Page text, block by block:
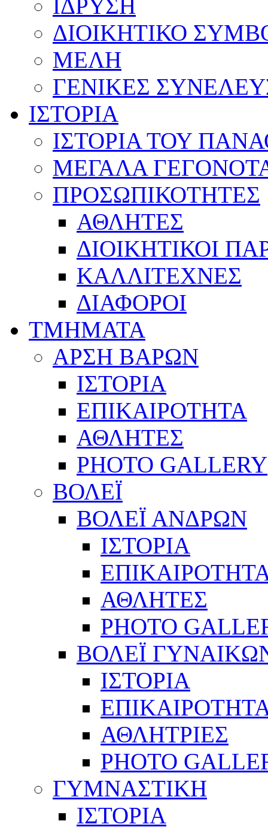
ΙΔΡΥΣΗ
ΔΙΟΙΚΗΤΙΚΟ
ΜΕΛΗ
ΓΕΝΙΚΕΣ
ΙΣΤΟΡΙΑ
ΙΣΤΟΡΙΑ ΤΟΥ
ΜΕΓΑΛΑ
ΠΡΟΣΩΠΙΚΟΤΗΤΕΣ
ΑΘΛΗΤΕΣ
ΔΙΟΙΚΗΤΙΚΟΙ
ΚΑΛΛΙΤΕΧΝΕΣ
ΔΙΑΦΟΡΟΙ
ΤΜΗΜΑΤΑ
ΑΡΣΗ ΒΑΡΩΝ
ΙΣΤΟΡΙΑ
ΕΠΙΚΑΙΡΟΤΗΤΑ
ΑΘΛΗΤΕΣ
PHOTO GALLERY
ΒΟΛΕΪ
ΒΟΛΕΪ ΑΝΔΡΩΝ
ΙΣΤΟΡΙΑ
ΑΘΛΗΤΕΣ
PHOTO
ΒΟΛΕΪ
ΙΣΤΟΡΙΑ
ΑΘΛΗΤΡΙΕΣ
PHOTO
ΓΥΜΝΑΣΤΙΚΗ
ΙΣΤΟΡΙΑ